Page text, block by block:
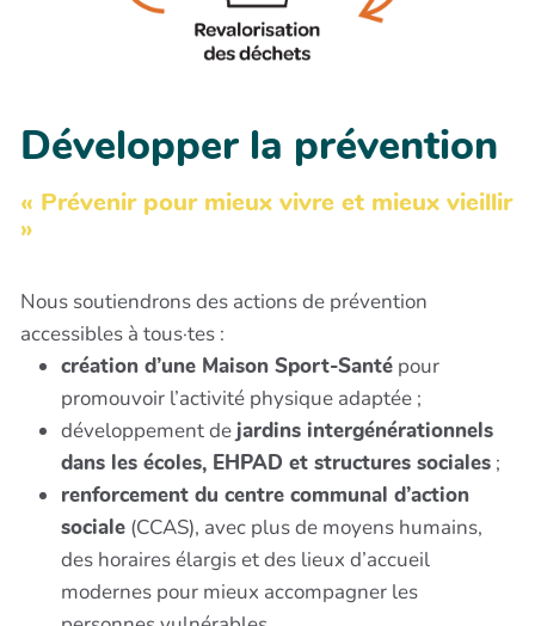
Développer la prévention
« Prévenir pour mieux vivre et mieux vieillir
»
Nous soutiendrons des actions de prévention
accessibles à tous·tes :
création d’une Maison Sport-Santé pour
promouvoir l’activité physique adaptée ;
développement dejardins intergénérationnels
dans les écoles, EHPAD et structures sociales ;
renforcement du centre communal d’action
sociale (CCAS), avec plus de moyens humains,
des horaires élargis et des lieux d’accueil
modernes pour mieux accompagner les